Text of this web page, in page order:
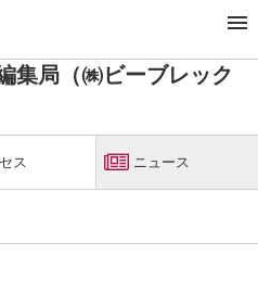
かぐらむら編集局（㈱ビーブレックス）
集局（㈱ビーブレック
ス ニュース